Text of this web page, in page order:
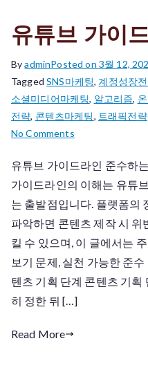
유튜브 가이
ByadminPosted on 3월 12,
TaggedSNS마케팅, 계정성장
소셜미디어마케팅, 알고리즘,
전략, 콘텐츠마케팅, 트래픽전략
No Commentson
튜
브
가
이
인
준
수
유튜브 가이드라인 준수하
가이드라인의 이해는 유튜
는 출발점입니다. 플랫폼의
파악하면 콘텐츠 제작 시 위
킬 수 있으며, 이 글에서는
보기 문제, 실천 가능한 준
텐츠 기획 단계 콘텐츠 기
히 정한 뒤 […]
Read More